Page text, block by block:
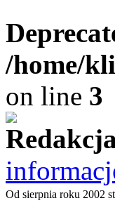
/home/
on line 3
Od sierpnia roku 2002